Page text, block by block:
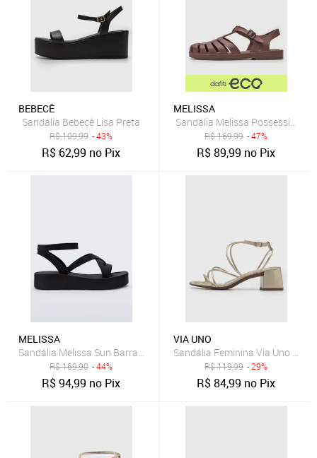
BEBECÊ
Sandália Bebecê Lisa Preta
R$109,99 - 43%
R$ 62,99 no Pix
MELISSA
Sandália Melissa Possession
R$169,99 - 47%
R$89,99 no Pix
MELISSA
Sandália Melissa Sun Barra Platfor Preta
R$169,90 - 44%
R$94,99 no Pix
VIA UNO
Sandália Feminina Via Uno
R$119,99 - 29%
R$84,99 no Pix